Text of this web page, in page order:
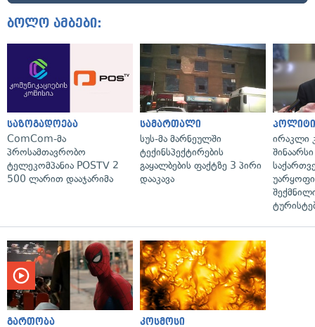
ბოლო ამბები:
საზოგადოება
ComCom-მა
პროსამთავრობო
ტელეკომპანია POSTV 2
500 ლარით დააჯარიმა
სამართალი
სუს-მა მარნეულში
ტექინსპექტირების
გაყალბების ფაქტზე 3 პირი
დააკავა
ირაკლი
გართობა კოსმოსი